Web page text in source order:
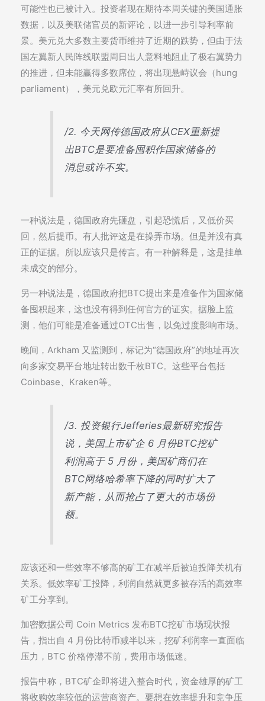
可能性也已被计入。投资者现在期待本周关键的美国通胀
数据，以及美联储官员的新评论，以进一步引导利率前
景。美元兑大多数主要货币维持了近期的跌势，但由于法
国左翼新人民阵线联盟周日出人意料地阻止了极右翼势力
的推进，但未能赢得多数席位，将出现悬峙议会（hung
parliament），美元兑欧元汇率有所回升。
/2. 今天网传德国政府从CEX重新提
出BTC是要准备囤积作国家储备的
消息或许不实。
一种说法是，德国政府先砸盘，引起恐慌后，又低价买
回，然后提币。有人批评这是在操弄市场。但是并没有真
正的证据。所以应该只是传言。有一种解释是，这是挂单
未成交的部分。
另一种说法是，德国政府把BTC提出来是准备作为国家储
备囤积起来，这也没有得到任何官方的证实。据脸上监
测，他们可能是准备通过OTC出售，以免过度影响市场。
晚间，Arkham 又监测到，标记为“德国政府”的地址再次
向多家交易平台地址转出数千枚BTC。这些平台包括
Coinbase、Kraken等。
/3. 投资银行Jefferies最新研究报告
说，美国上市矿企 6 月份BTC挖矿
利润高于 5 月份，美国矿商们在
BTC网络哈希率下降的同时扩大了
新产能，从而抢占了更大的市场份
额。
应该还和一些效率不够高的矿工在减半后被迫投降关机有
关系。低效率矿工投降，利润自然就更多被存活的高效率
矿工分享到。
加密数据公司 Coin Metrics 发布BTC挖矿市场现状报
告，指出自 4 月份比特币减半以来，挖矿利润率一直面临
压力，BTC 价格停滞不前，费用市场低迷。
报告中称，BTC矿企即将进入整合时代，资金雄厚的矿工
将收购效率较低的运营商资产。要想在效率提升和竞争压